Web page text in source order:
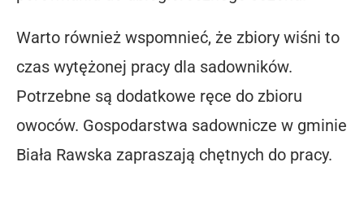
Warto również wspomnieć, że zbiory wiśni to
czas wytężonej pracy dla sadowników.
Potrzebne są dodatkowe ręce do zbioru
owoców. Gospodarstwa sadownicze w gminie
Biała Rawska zapraszają chętnych do pracy.